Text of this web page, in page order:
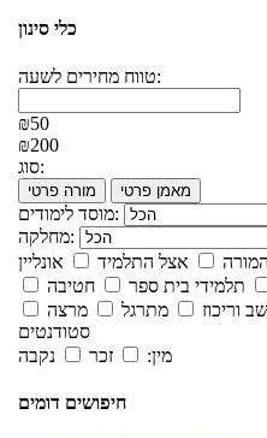
כלי סינון
טווח מחירים לשעה:
₪50
₪200
סוג:
מורה פרטי מאמן פרטי
מוסד לימודים:
מחלקה:
אצל התלמיד
אונליין
תלמידי בית ספר
חטיבה
וריכוז מתרגל
מרצה
סטודנטים
מין:
זכר נקבה
חיפושים דומים